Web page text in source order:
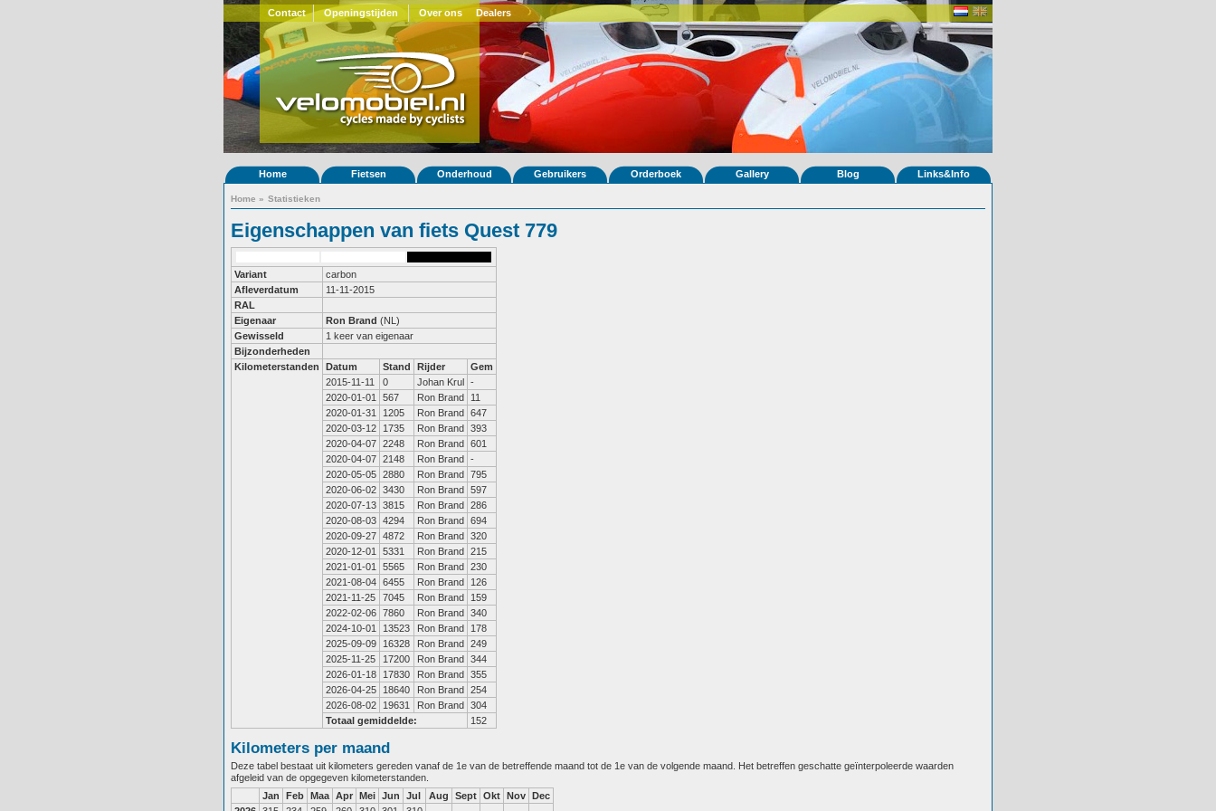
Contact Openingstijden Over ons Dealers
Home Fietsen Onderhoud Gebruikers Orderboek Gallery Blog Links&Info
Home » Statistieken
Eigenschappen van fiets Quest 779
Variant
carbon
Afleverdatum
11-11-2015
RAL
Eigenaar
Ron Brand (NL)
Gewisseld
1 keer van eigenaar
Bijzonderheden
Kilometerstanden
Datum Stand Rijder
Gem
2015-11-11
0 Johan Krul -
2020-01-01
567 Ron Brand
11
2020-01-31
1205 Ron Brand 647
2020-03-12
1735 Ron Brand 393
2020-04-07 2248 Ron Brand 601
2020-04-07 2148 Ron Brand -
2020-05-05 2880 Ron Brand 795
2020-06-02 3430 Ron Brand 597
2020-07-13 3815 Ron Brand 286
2020-08-03 4294 Ron Brand 694
2020-09-27 4872 Ron Brand 320
2020-12-01
5331 Ron Brand 215
2021-01-01
5565 Ron Brand 230
2021-08-04 6455 Ron Brand
126
2021-11-25
7045 Ron Brand
159
2022-02-06 7860 Ron Brand 340
2024-10-01
13523 Ron Brand
178
2025-09-09
16328 Ron Brand 249
2025-11-25
17200 Ron Brand 344
2026-01-18
17830 Ron Brand 355
2026-04-25
18640 Ron Brand 254
2026-08-02
19631 Ron Brand 304
Totaal gemiddelde:
152
Kilometers per maand
Deze tabel bestaat uit kilometers gereden vanaf de 1e van de betreffende maand tot de 1e van de volgende maand. Het betreffen geschatte geïnterpoleerde waarden
afgeleid van de opgegeven kilometerstanden.
Jan
Feb Maa Apr Mei Jun Jul Aug Sept Okt Nov Dec